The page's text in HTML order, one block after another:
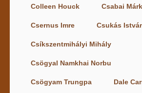
Colleen Houck Csabai Márk
Csernus Imre Csukás
Csíkszentmihályi Mihály
Csögyal Namkhai Norbu
Csögyam Trungpa Dale